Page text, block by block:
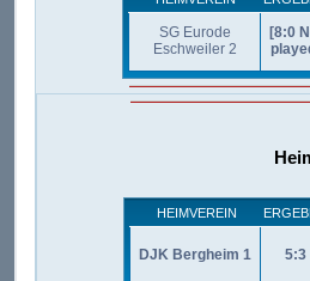
SG Eurode
Eschweiler 2
[8:0
HEIMVEREIN
DJK Bergheim 1 5:3